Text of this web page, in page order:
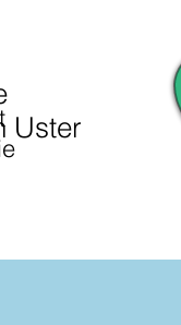
Uster